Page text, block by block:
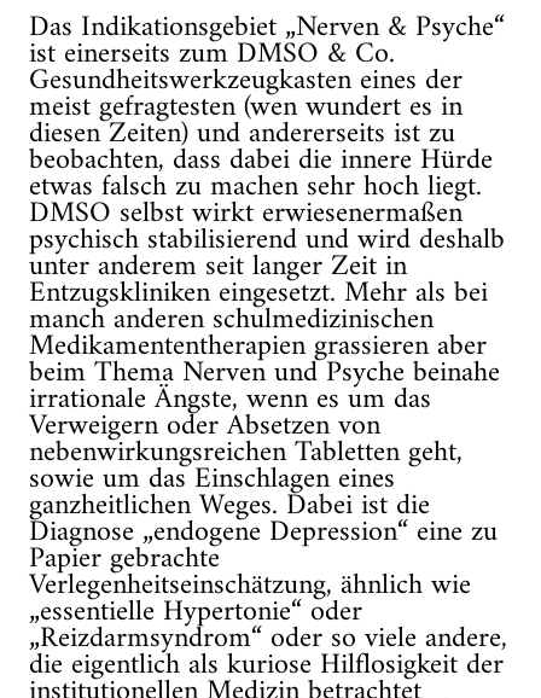
Das Indikationsgebiet „Nerven & Psyche“
ist einerseits zum DMSO & Co.
Gesundheitswerkzeugkasten eines der
meist gefragtesten (wen wundert es in
diesen Zeiten) und andererseits ist zu
beobachten, dass dabei die innere Hürde
etwas falsch zu machen sehr hoch liegt.
DMSO selbst wirkt erwiesenermaßen
psychisch stabilisierend und wird deshalb
unter anderem seit langer Zeit in
Entzugskliniken eingesetzt. Mehr als bei
manch anderen schulmedizinischen
Medikamententherapien grassieren aber
beim Thema Nerven und Psyche beinahe
irrationale Ängste, wenn es um das
Verweigern oder Absetzen von
nebenwirkungsreichen Tabletten geht,
sowie um das Einschlagen eines
ganzheitlichen Weges. Dabei ist die
Diagnose „endogene Depression“ eine zu
Papier gebrachte
Verlegenheitseinschätzung, ähnlich wie
„essentielle Hypertonie“ oder
„Reizdarmsyndrom“ oder so viele andere,
die eigentlich als kuriose Hilflosigkeit der